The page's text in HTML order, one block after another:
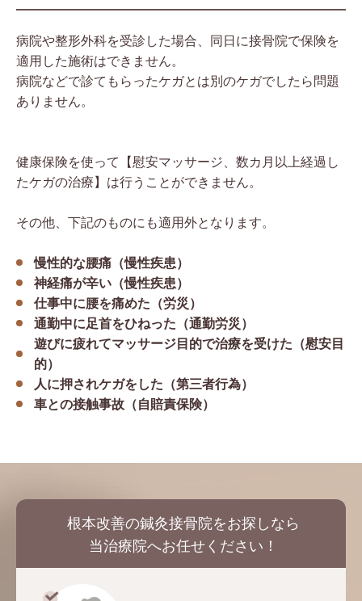
病院や整形外科を受診した場合、同日に接骨院で保険を
適用した施術はできません。
病院などで診てもらったケガとは別のケガでしたら問題
ありません。
健康保険を使って【慰安マッサージ、数カ月以上経過し
たケガの治療】は行うことができません。
その他、下記のものにも適用外となります。
慢性的な腰痛（慢性疾患）
神経痛が辛い（慢性疾患）
仕事中に腰を痛めた（労災）
通勤中に足首をひねった（通勤労災）
遊びに疲れてマッサージ目的で治療を受けた（慰安目
的）
人に押されケガをした（第三者行為）
車との接触事故（自賠責保険）
根本改善の鍼灸接骨院をお探しなら
当治療院へお任せください！